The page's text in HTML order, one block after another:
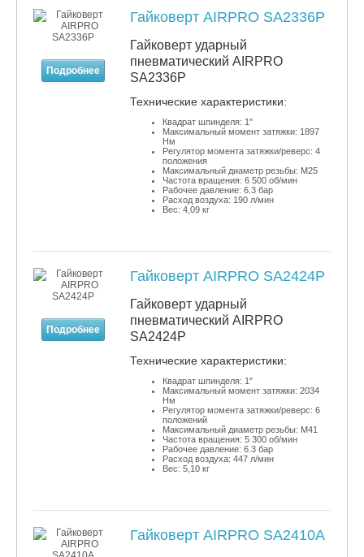
Подробнее
Гайковерт AIRPRO SA2336P
Гайковерт ударный
пневматический AIRPRO
SA2336P
​Технические характеристики:
Квадрат шпинделя: 1"
Максимальный момент затяжки: 1897
Нм
Регулятор момента затяжки/реверс: 4
положения
Максимальный диаметр резьбы: М25
Частота вращения: 6 500 об/мин
Рабочее давление: 6.3 бар
Расход воздуха: 190 л/мин
Вес: 4,09 кг
Подробнее
Гайковерт AIRPRO SA2424P
Гайковерт ударный
пневматический AIRPRO
SA2424P
​Технические характеристики:
Квадрат шпинделя: 1"
Максимальный момент затяжки: 2034
Нм
Регулятор момента затяжки/реверс: 6
положений
Максимальный диаметр резьбы: М41
Частота вращения: 5 300 об/мин
Рабочее давление: 6.3 бар
Расход воздуха: 447 л/мин
Вес: 5,10 кг
Гайковерт AIRPRO SA2410A